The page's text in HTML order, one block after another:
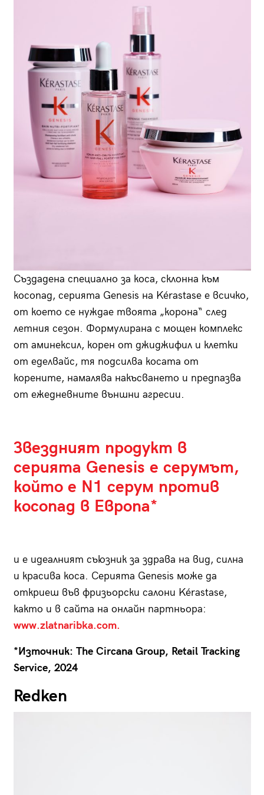
Създадена специално за коса, склонна към
косопад, серията Genesis на Kérastase е всичко,
от което се нуждае твоята „корона“ след
летния сезон. Формулирана с мощен комплекс
от аминексил, корен от джиджифил и клетки
от еделвайс, тя подсилва косата от
корените, намалява накъсването и предпазва
от ежедневните външни агресии.
Звездният продукт в
серията Genesis е серумът,
който е N1 серум против
косопад в Европа*
и е идеалният съюзник за здрава на вид, силна
и красива коса. Серията Genesis може да
откриеш във фризьорски салони Kérastase,
както и в сайта на онлайн партньора:
www.zlatnaribka.com.
*Източник: The Circana Group, Retail Tracking
Service, 2024
Redken